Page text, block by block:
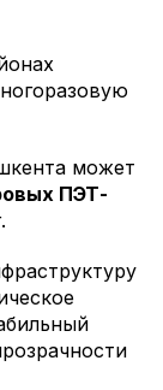
может
ПЭТ-